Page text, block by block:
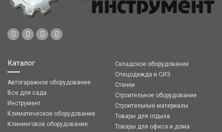
Каталог
Автогаражное оборудование
Все для сада
Инструмент
Климатическое оборудование
Клининговое оборудование
Складское оборудование
Спецодежда и СИЗ
Станки
Строительное оборудование
Строительные материалы
Товары для отдыха
Товары для офиса и дома